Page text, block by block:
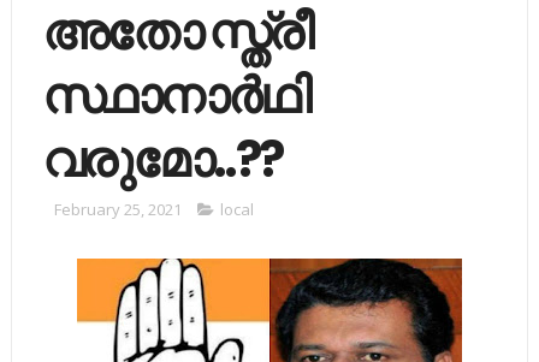
അതോ സ്ത്രീ
സ്ഥാനാർഥി
വരുമോ..??
February 25, 2021 local